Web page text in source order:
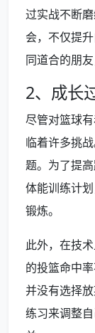
过实战不断
会，不仅提
同道合的朋
2、成长
尽管对篮球
临着许多挑
题。为了提
体能训练计
锻炼。
此外，在技
的投篮命中
并没有选择
练习来调整